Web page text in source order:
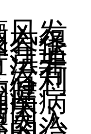
发
有很
合适
法非
没有
有利
健
疾病
因，
因入